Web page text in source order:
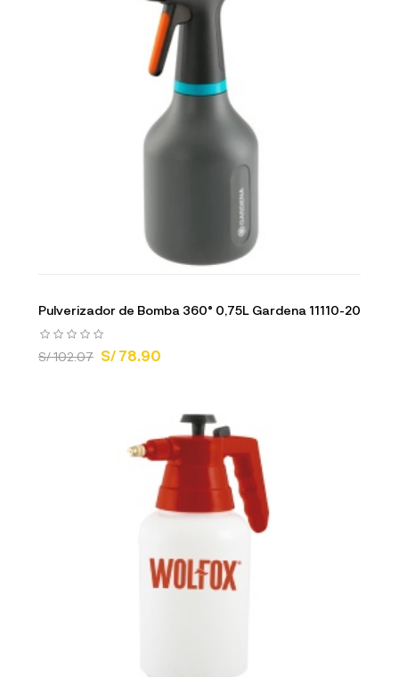
Pulverizador de Bomba 360° 0,75L Gardena 11110-20
S/ 102.07 S/ 78.90